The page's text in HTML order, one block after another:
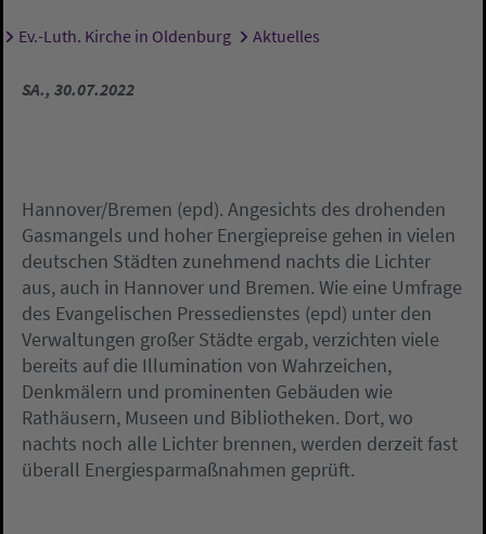
Sie sind hier:
Ev.-Luth. Kirche in Oldenburg Aktuelles
SA., 30.07.2022
Hannover/Bremen (epd). Angesichts des drohenden
Gasmangels und hoher Energiepreise gehen in vielen
deutschen Städten zunehmend nachts die Lichter
aus, auch in Hannover und Bremen. Wie eine Umfrage
des Evangelischen Pressedienstes (epd) unter den
Verwaltungen großer Städte ergab, verzichten viele
bereits auf die Illumination von Wahrzeichen,
Denkmälern und prominenten Gebäuden wie
Rathäusern, Museen und Bibliotheken. Dort, wo
nachts noch alle Lichter brennen, werden derzeit fast
überall Energiesparmaßnahmen geprüft.